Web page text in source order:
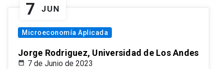
7 JUN
Microeconomía Aplicada
Jorge Rodriguez, Universidad de Los Andes
7 de Junio de 2023